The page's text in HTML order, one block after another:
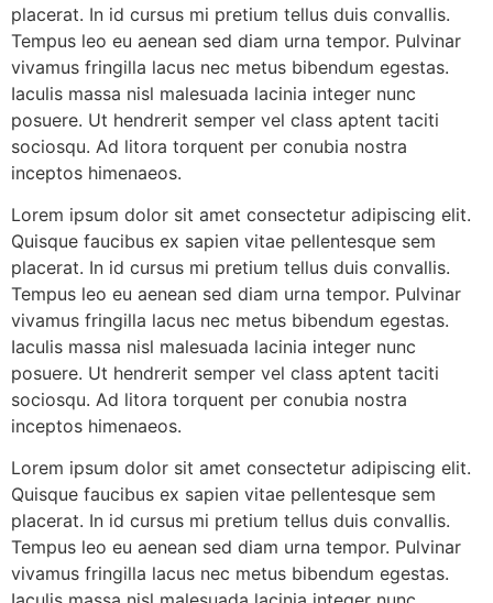
placerat. In id cursus mi pretium tellus duis convallis.
Tempus leo eu aenean sed diam urna tempor. Pulvinar
vivamus fringilla lacus nec metus bibendum egestas.
Iaculis massa nisl malesuada lacinia integer nunc
posuere. Ut hendrerit semper vel class aptent taciti
sociosqu. Ad litora torquent per conubia nostra
inceptos himenaeos.
Lorem ipsum dolor sit amet consectetur adipiscing elit.
Quisque faucibus ex sapien vitae pellentesque sem
placerat. In id cursus mi pretium tellus duis convallis.
Tempus leo eu aenean sed diam urna tempor. Pulvinar
vivamus fringilla lacus nec metus bibendum egestas.
Iaculis massa nisl malesuada lacinia integer nunc
posuere. Ut hendrerit semper vel class aptent taciti
sociosqu. Ad litora torquent per conubia nostra
inceptos himenaeos.
Lorem ipsum dolor sit amet consectetur adipiscing elit.
Quisque faucibus ex sapien vitae pellentesque sem
placerat. In id cursus mi pretium tellus duis convallis.
Tempus leo eu aenean sed diam urna tempor. Pulvinar
vivamus fringilla lacus nec metus bibendum egestas.